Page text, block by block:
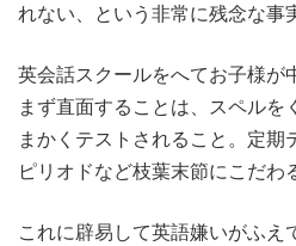
れない、という非常に残念な事
英会話スクールをへてお子様が
まず直面することは、スペルを
まかくテストされること。定
ピリオドなど枝葉末節にこだわ
これに辟易して英語嫌いがふえ